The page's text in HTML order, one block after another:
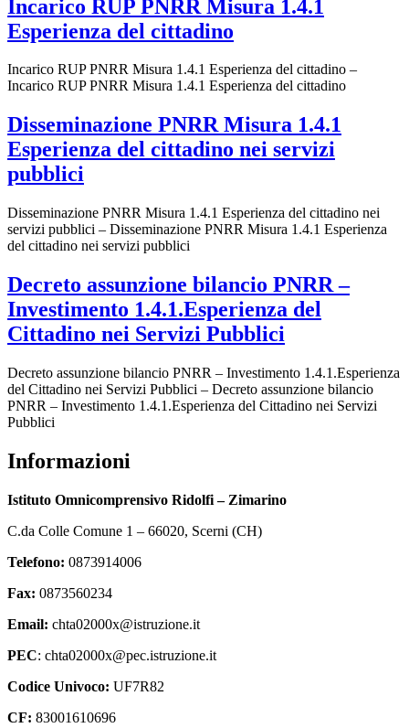
Incarico RUP PNRR Misura 1.4.1
Esperienza del cittadino
Incarico RUP PNRR Misura 1.4.1 Esperienza del cittadino –
Incarico RUP PNRR Misura 1.4.1 Esperienza del cittadino
Disseminazione PNRR Misura 1.4.1
Esperienza del cittadino nei servizi
pubblici
Disseminazione PNRR Misura 1.4.1 Esperienza del cittadino nei
servizi pubblici – Disseminazione PNRR Misura 1.4.1 Esperienza
del cittadino nei servizi pubblici
Decreto assunzione bilancio PNRR –
Investimento 1.4.1.Esperienza del
Cittadino nei Servizi Pubblici
Decreto assunzione bilancio PNRR – Investimento 1.4.1.Esperienza
del Cittadino nei Servizi Pubblici – Decreto assunzione bilancio
PNRR – Investimento 1.4.1.Esperienza del Cittadino nei Servizi
Pubblici
Informazioni
Istituto Omnicomprensivo Ridolfi – Zimarino
C.da Colle Comune 1 – 66020, Scerni (CH)
Telefono: 0873914006
Fax: 0873560234
Email: chta02000x@istruzione.it
PEC: chta02000x@pec.istruzione.it
Codice Univoco: UF7R82
CF: 83001610696